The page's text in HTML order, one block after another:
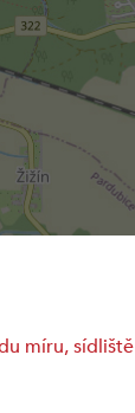
míru, sídliště